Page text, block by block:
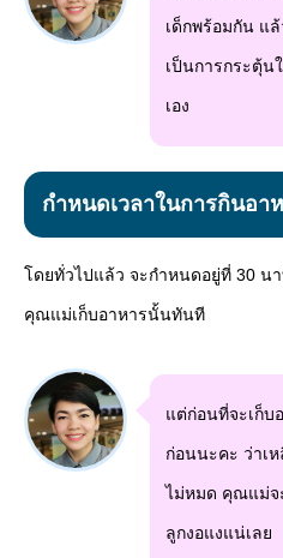
เด็กพร้อมกัน แล้
เป็นการกระตุ้น
เอง
กำหนดเวลาในการกินอา
โดยทั่วไปแล้ว จะกำหนดอยู่ที่ 30 น
คุณแม่เก็บอาหารนั้นทันที
แต่ก่อนที่จะเก็
ก่อนนะคะ ว่าเ
ไม่หมด คุณแม่จ
ลูกงอแงแน่เลย